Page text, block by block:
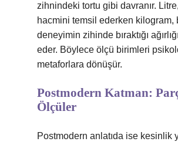
zihnindeki tortu gibi davranır.
hacmini temsil ederken kilogram,
deneyimin zihinde bıraktığı
eder. Böylece ölçü birimleri
metaforlara dönüşür.
Postmodern Katman:
Ölçüler
Postmodern anlatıda ise kesinlik